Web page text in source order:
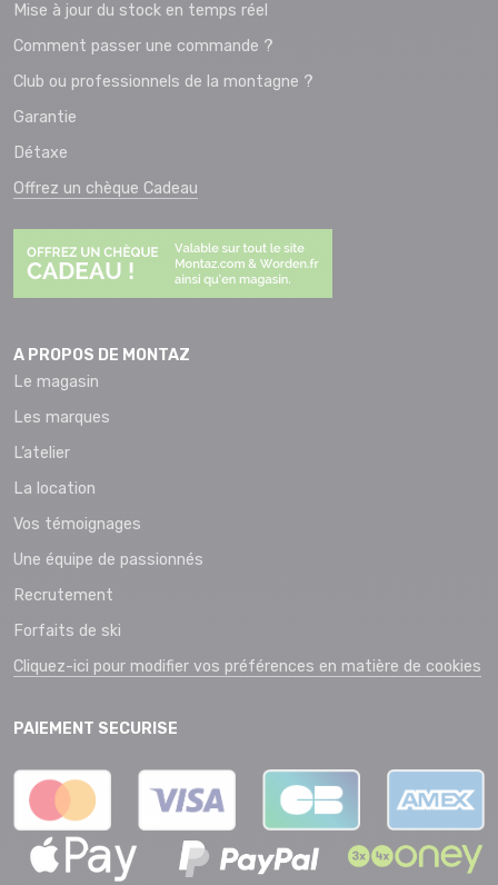
Mise à jour du stock en temps réel
Comment passer une commande ?
Club ou professionnels de la montagne ?
Garantie
Détaxe
Offrez un chèque Cadeau
A PROPOS DE MONTAZ
Le magasin
Les marques
L’atelier
La location
Vos témoignages
Une équipe de passionnés
Recrutement
Forfaits de ski
Cliquez-ici pour modifier vos préférences en matière de cookies
PAIEMENT SECURISE